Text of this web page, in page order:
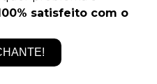
satisfeito com o